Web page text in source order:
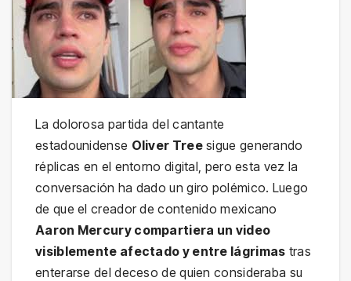
La dolorosa partida del cantante
estadounidense Oliver Treesigue generando
réplicas en el entorno digital, pero esta vez la
conversación ha dado un giro polémico. Luego
de que el creador de contenido mexicano
Aaron Mercury compartiera un video
visiblemente afectado y entre lágrimas tras
enterarse del deceso de quien consideraba su